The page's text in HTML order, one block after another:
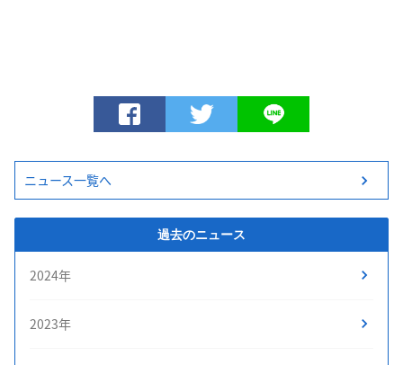
ニュース一覧へ
過去のニュース
2024年
2023年